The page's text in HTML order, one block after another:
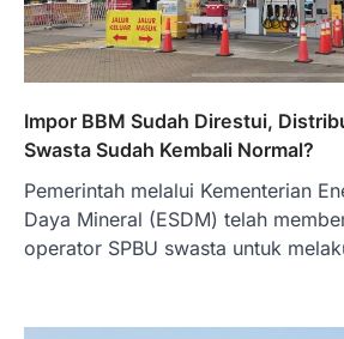
Impor BBM Sudah Direstui,
Swasta Sudah Kembali Normal?
Pemerintah melalui Kementerian
Daya Mineral (ESDM) telah
operator SPBU swasta untuk